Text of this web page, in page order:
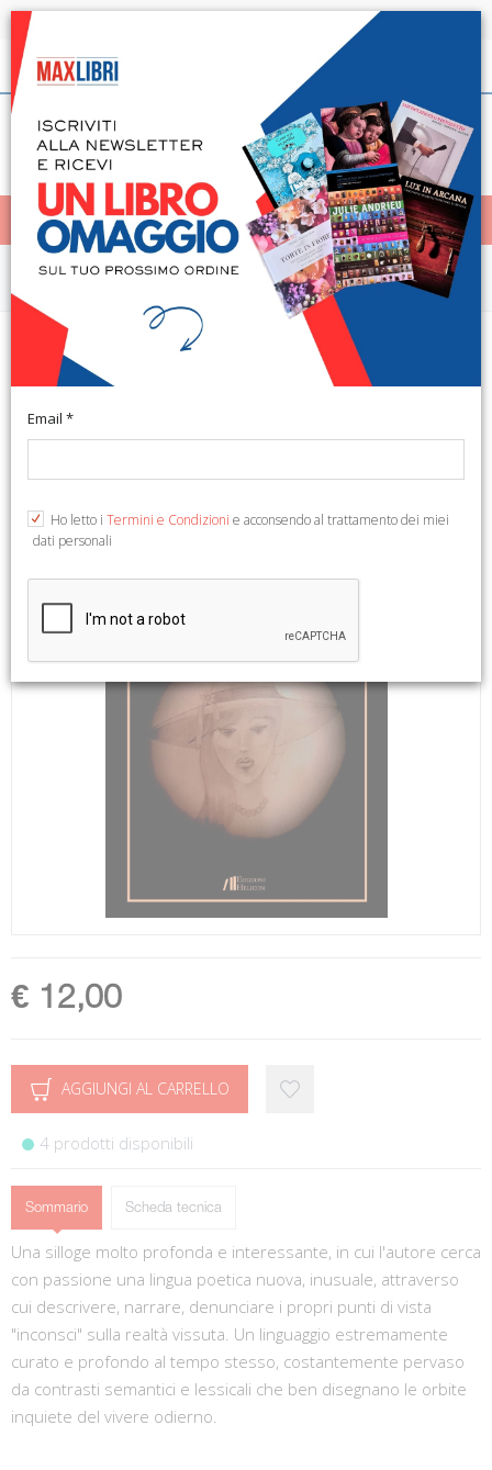
Spedizione in 24h per tutti i libri disponibili
Italiano
< Home
MENÙ
Arkolaio. Dipanare la matassa del
pensiero
€ 12,00
AGGIUNGI AL CARRELLO
4 prodotti disponibili
Sommario Scheda tecnica
Una silloge molto profonda e interessante, in cui l'autore cerca
con passione una lingua poetica nuova, inusuale, attraverso
cui descrivere, narrare, denunciare i propri punti di vista
"inconsci" sulla realtà vissuta. Un linguaggio estremamente
curato e profondo al tempo stesso, costantemente pervaso
da contrasti semantici e lessicali che ben disegnano le orbite
inquiete del vivere odierno.
Email *
Ho letto i Termini e Condizioni e acconsendo al trattamento dei miei
dati personali